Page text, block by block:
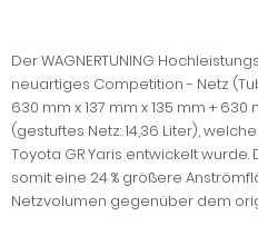
Der WAGNERTUNING
neuartiges Competition - Netz
630 mm x 137 mm x 135 mm + 630
(gestuftes Netz: 14,36 Liter),
Toyota GR Yaris entwickelt
somit eine 24 % größere
Netzvolumen gegenüber dem